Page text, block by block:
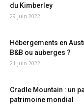
du Kimberley
29 juin 2022
Hébergements en
B&B ou auberges ?
21 juin 2022
Cradle Mountain : un
patrimoine mondial